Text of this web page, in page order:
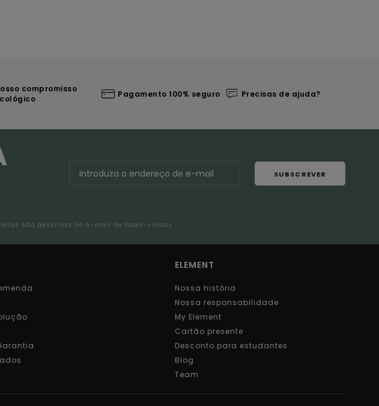
compromisso
Pagamento 100% seguro Precisas de ajuda?
SUBSCREVER
são descritas no e-mail de boas-vindas
ELEMENT
Nossa história
Nossa responsabilidade
My Element
Cartão presente
Desconto para estudantes
Blog
Team